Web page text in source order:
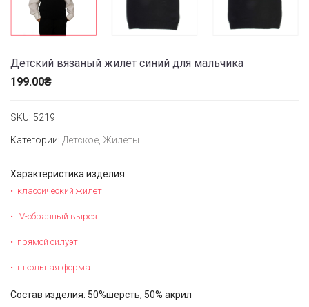
Детский вязаный жилет синий для мальчика
199.00₴
SKU: 5219
Категории: Детское, Жилеты
Характеристика изделия:
классический жилет
V-образный вырез
прямой силуэт
школьная форма
Состав изделия: 50%шерсть, 50% акрил